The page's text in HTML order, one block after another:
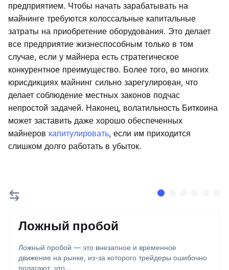
предприятием. Чтобы начать зарабатывать на
майнинге требуются колоссальные капитальные
затраты на приобретение оборудования. Это делает
все предприятие жизнеспособным только в том
случае, если у майнера есть стратегическое
конкурентное преимущество. Более того, во многих
юрисдикциях майнинг сильно зарегулирован, что
делает соблюдение местных законов подчас
непростой задачей. Наконец, волатильность Биткоина
может заставить даже хорошо обеспеченных
майнеров капитулировать, если им приходится
слишком долго работать в убыток.
Ложный пробой
Ложный пробой — это внезапное и временное
движение на рынке, из-за которого трейдеры ошибочно
полагают, что...